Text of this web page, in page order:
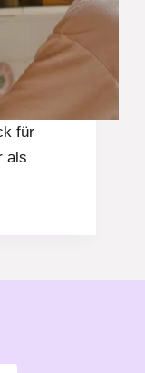
für
als